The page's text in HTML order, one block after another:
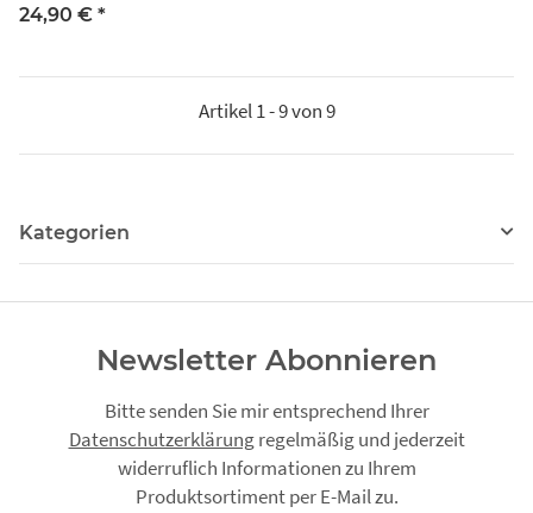
24,90 € *
Artikel 1 - 9 von 9
Kategorien
Newsletter Abonnieren
Bitte senden Sie mir entsprechend Ihrer
Datenschutzerklärungregelmäßig und jederzeit
widerruflich Informationen zu Ihrem
Produktsortiment per E-Mail zu.